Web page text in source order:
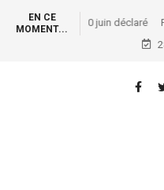
EN CE
MOMENT...
Patrick Muyaya